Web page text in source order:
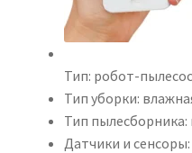
Тип: робот-пылесос
Тип уборки:
Тип пылесборника:
Датчики и сенсоры: